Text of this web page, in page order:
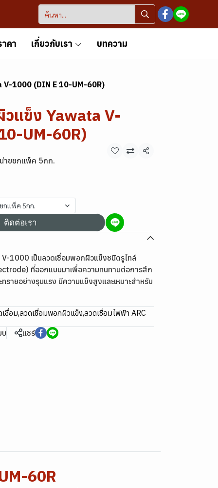
คา เกี่ยวกับเรา บทความ
1000 (DIN E 10-UM-60R)
แข็ง Yawata V-
UM-60R)
ายยกแพ็ค 5กก.
แชร์
กแพ็ค 5กก.
ติดต่อเรา
1000 เป็นลวดเชื่อมพอกผิวแข็งชนิดรูไทล์
ที่ออกแบบมาเพื่อความทนทานต่อการสึก
รายอย่างรุนแรง มีความแข็งสูงและเหมาะสำหรับ
ชื่อม,ลวดเชื่อมพอกผิวแข็ง,ลวดเชื่อมไฟฟ้า ARC
บ แชร์
60R